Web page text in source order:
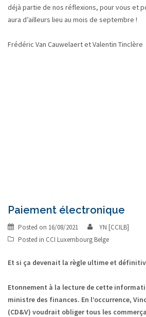
déjà partie de nos réflexions, pour vous et
aura d’ailleurs lieu au mois de septembre !
Frédéric Van Cauwelaert et Valentin Tinclère
Paiement électronique
Posted on 16/08/2021
YN [CCILB]
Posted in CCI Luxembourg Belge
Et si ça devenait la règle ultime et
Etonnement à la lecture de cette
ministre des finances. En l’occurrence,
(CD&V) voudrait obliger tous les